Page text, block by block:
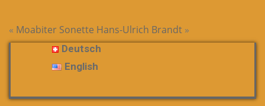
« Moabiter Sonette Hans-Ulrich Brandt »
Deutsch
English